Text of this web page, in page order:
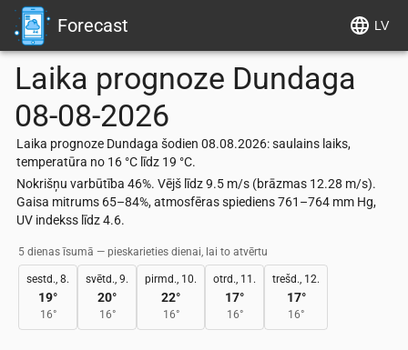
Forecast LV
Laika prognoze Dundaga
08-08-2026
Laika prognoze Dundaga šodien 08.08.2026: saulains laiks,
temperatūra no 16 °C līdz 19 °C.
Nokrišņu varbūtība 46%. Vējš līdz 9.5 m/s (brāzmas 12.28 m/s).
Gaisa mitrums 65–84%, atmosfēras spiediens 761–764 mm Hg,
UV indekss līdz 4.6.
5 dienas īsumā — pieskarieties dienai, lai to atvērtu
sestd., 8.
19°
16°
svētd., 9.
20°
16°
pirmd., 10.
22°
16°
otrd., 11.
17°
16°
trešd., 12.
17°
16°